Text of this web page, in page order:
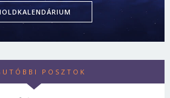
POSZTOK